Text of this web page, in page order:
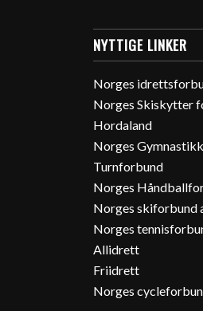
NYTTIGE LINKER
Norges
Norges Skiskytter
Hordaland
Norges
Turnforbund
Norges
Norges skiforbund
Norges
Allidrett
Friidrett
Norges